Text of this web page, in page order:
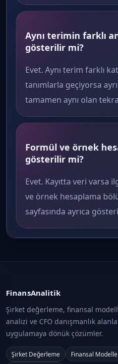
Aynı terimin farklı
gösterilir mi?
Evet. Aynı terim farklı
tanımlarla geçiyorsa
tamamen aynı olan
Formül ve örnek
gösterilir mi?
Evet. Kayıtta veri varsa
ve örnek hesaplama
sayfasında ayrıca
FinansAnalitik
Şirket değerleme, finansal
analizi ve CFO danışmanlık
uygulamaya dönük çözümler.
Şirket Değerleme Finansal